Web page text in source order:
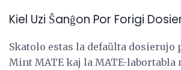
Kiel Uzi Ŝanĝon Por Forigi
Skatolo estas la defaŭlta dosierujo
Mint MATE kaj la MATE-labortabla